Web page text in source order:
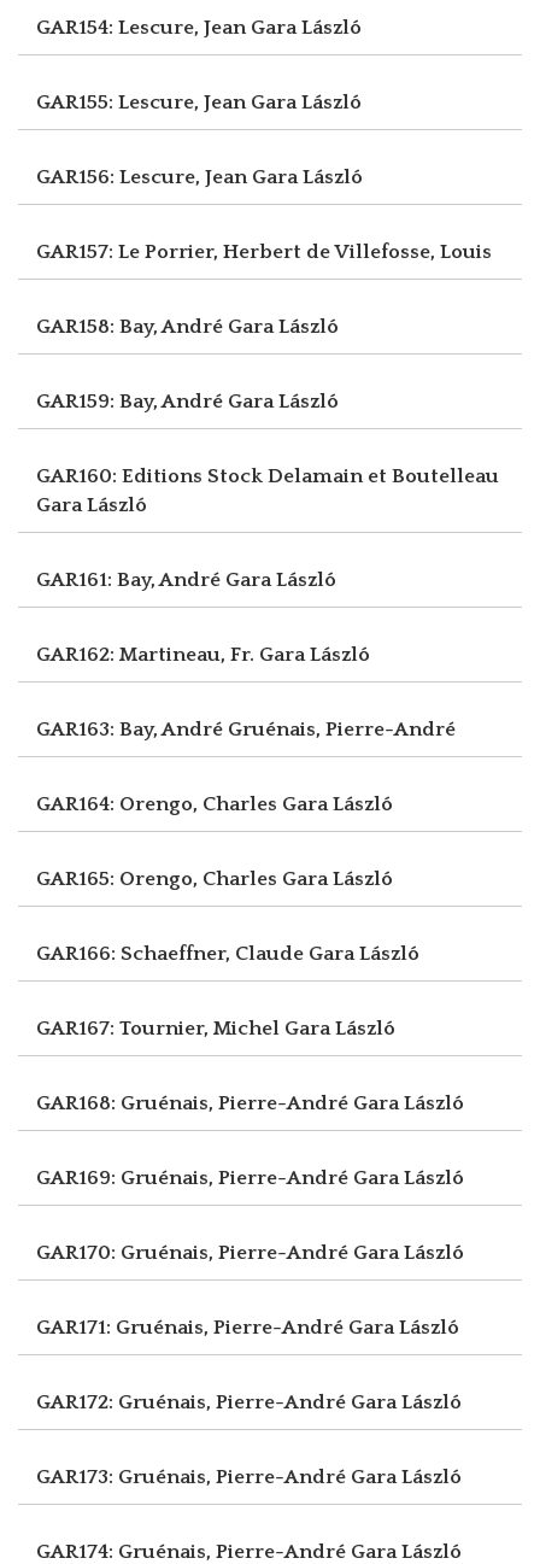
GAR154: Lescure, Jean Gara László
GAR155: Lescure, Jean Gara László
GAR156: Lescure, Jean Gara László
GAR157: Le Porrier, Herbert de Villefosse, Louis
GAR158: Bay, André Gara László
GAR159: Bay, André Gara László
GAR160: Editions Stock Delamain et Boutelleau
Gara László
GAR161: Bay, André Gara László
GAR162: Martineau, Fr. Gara László
GAR163: Bay, André Gruénais, Pierre-André
GAR164: Orengo, Charles Gara László
GAR165: Orengo, Charles Gara László
GAR166: Schaeffner, Claude Gara László
GAR167: Tournier, Michel Gara László
GAR168: Gruénais, Pierre-André Gara László
GAR169: Gruénais, Pierre-André Gara László
GAR170: Gruénais, Pierre-André Gara László
GAR171: Gruénais, Pierre-André Gara László
GAR172: Gruénais, Pierre-André Gara László
GAR173: Gruénais, Pierre-André Gara László
GAR174: Gruénais, Pierre-André Gara László